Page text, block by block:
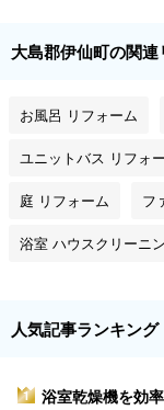
大島郡伊仙町の関
お風呂 リフォーム
ユニットバス リフォ
庭 リフォーム フ
浴室 ハウスクリーニ
人気記事ランキング
1
浴室乾燥機を効